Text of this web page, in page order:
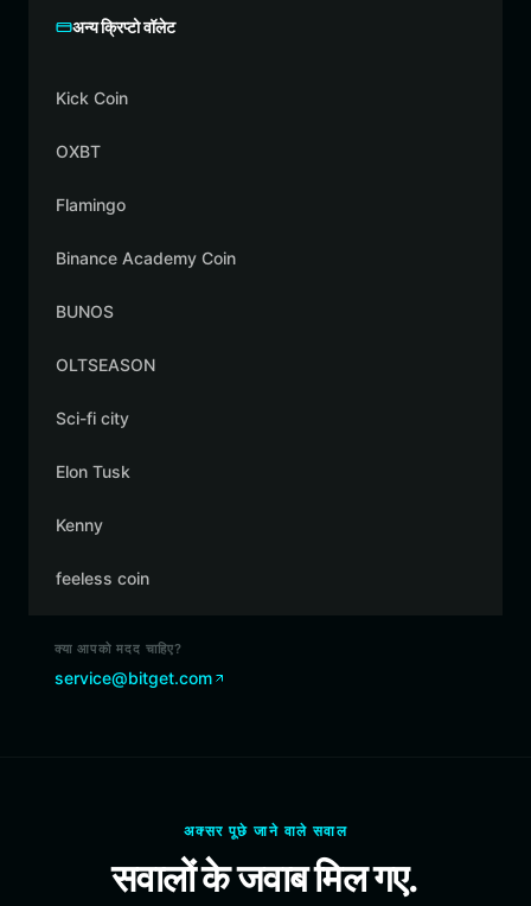
अन्य क्रिप्टो वॉलेट
Kick Coin
OXBT
Flamingo
Binance Academy Coin
BUNOS
OLTSEASON
Sci-fi city
Elon Tusk
Kenny
feeless coin
क्या आपको मदद चाहिए?
service@bitget.com
अक्सर पूछे जाने वाले सवाल
सवालों के जवाब मिल गए.